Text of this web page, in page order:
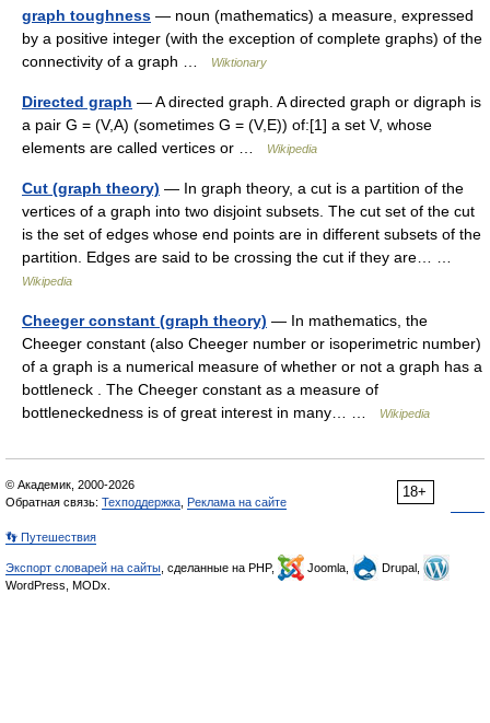
graph toughness — noun (mathematics) a measure, expressed
by a positive integer (with the exception of complete graphs) of the
connectivity of a graph …
Wiktionary
Directed graph — A directed graph. A directed graph or digraph is
a pair G = (V,A) (sometimes G = (V,E)) of:[1] a set V, whose
elements are called vertices or …
Wikipedia
Cut (graph theory) — In graph theory, a cut is a partition of the
vertices of a graph into two disjoint subsets. The cut set of the cut
is the set of edges whose end points are in different subsets of the
partition. Edges are said to be crossing the cut if they are… …
Wikipedia
Cheeger constant (graph theory) — In mathematics, the
Cheeger constant (also Cheeger number or isoperimetric number)
of a graph is a numerical measure of whether or not a graph has a
bottleneck . The Cheeger constant as a measure of
bottleneckedness is of great interest in many… …
Wikipedia
18+
© Академик, 2000-2026
Обратная связь: Техподдержка Реклама на сайте
👣 Путешествия
Экспорт словарей на сайты , сделанные на PHP, Joomla,
Drupal,
WordPress, MODx.